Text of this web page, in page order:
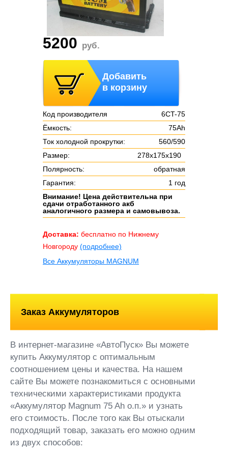
5200 руб.
Добавить
в корзину
Код производителя
6CT-75
Ёмкость:
75Ah
Ток холодной прокрутки:
560/590
Размер:
278х175х190
Полярность:
обратная
Гарантия:
1 год
Внимание! Цена действительна при
сдачи отработанного акб
аналогичного размера и самовывоза.
Доставка: бесплатно по Нижнему
Новгороду (подробнее)
Все Аккумуляторы MAGNUM
Заказ Аккумуляторов
В интернет-магазине «АвтоПуск» Вы можете
купить Аккумулятор с оптимальным
соотношением цены и качества. На нашем
сайте Вы можете познакомиться с основными
техническими характеристиками продукта
«Аккумулятор Magnum 75 Ah о.п.» и узнать
его стоимость. После того как Вы отыскали
подходящий товар, заказать его можно одним
из двух способов: